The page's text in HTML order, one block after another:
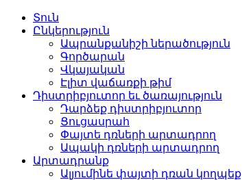
Տուն
Ընկերություն
Ապրանքանիշի ներածություն
Գործարան
Վկայական
Էլիտ վաճառքի թիմ
Դիստրիբյուտոր եւ ծառայություն
Դարձեք դիստրիբյուտոր
Ցուցասրահ
Փայտե դռների արտադրող
Ապակի դռների արտադրող
Արտադրանք
Ալյումինե փայտի դռան կողպեք